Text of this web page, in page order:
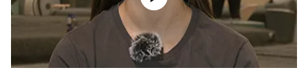
Balonmano
Kirolak 360